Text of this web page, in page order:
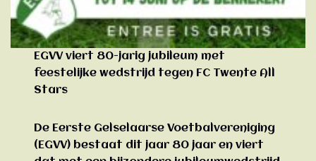
EGVV viert 80-jarig jubileum met
feestelijke wedstrijd tegen FC Twente All
Stars
De Eerste Gelselaarse Voetbalvereniging
(EGVV) bestaat dit jaar 80 jaar en viert